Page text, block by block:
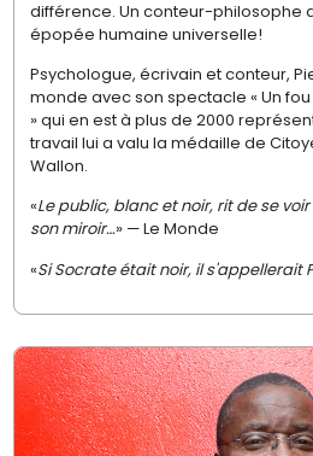
différence. Un conteur-philosophe
épopée humaine universelle!
Psychologue, écrivain et conteur,
monde avec son spectacle « Un
» qui en est à plus de 2000
travail lui a valu la médaille de
Wallon.
«Le public, blanc et noir, rit de se
son miroir…» — Le Monde
«Si Socrate était noir, il s'appellerait